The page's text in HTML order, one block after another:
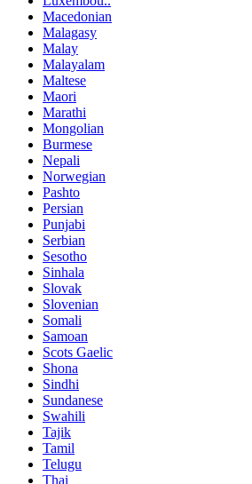
Macedonian
Malagasy
Malay
Malayalam
Maltese
Maori
Marathi
Mongolian
Burmese
Nepali
Norwegian
Pashto
Persian
Punjabi
Serbian
Sesotho
Sinhala
Slovak
Slovenian
Somali
Samoan
Scots Gaelic
Shona
Sindhi
Sundanese
Swahili
Tajik
Tamil
Telugu
Thai